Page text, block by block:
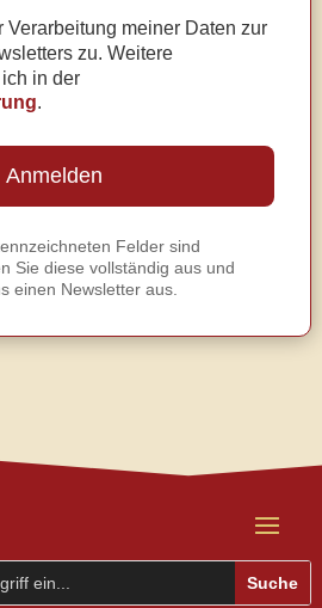
Verarbeitung meiner Daten zur
zu. Weitere
ich in der
.
Felder sind
Sie diese vollständig aus und
einen Newsletter aus.